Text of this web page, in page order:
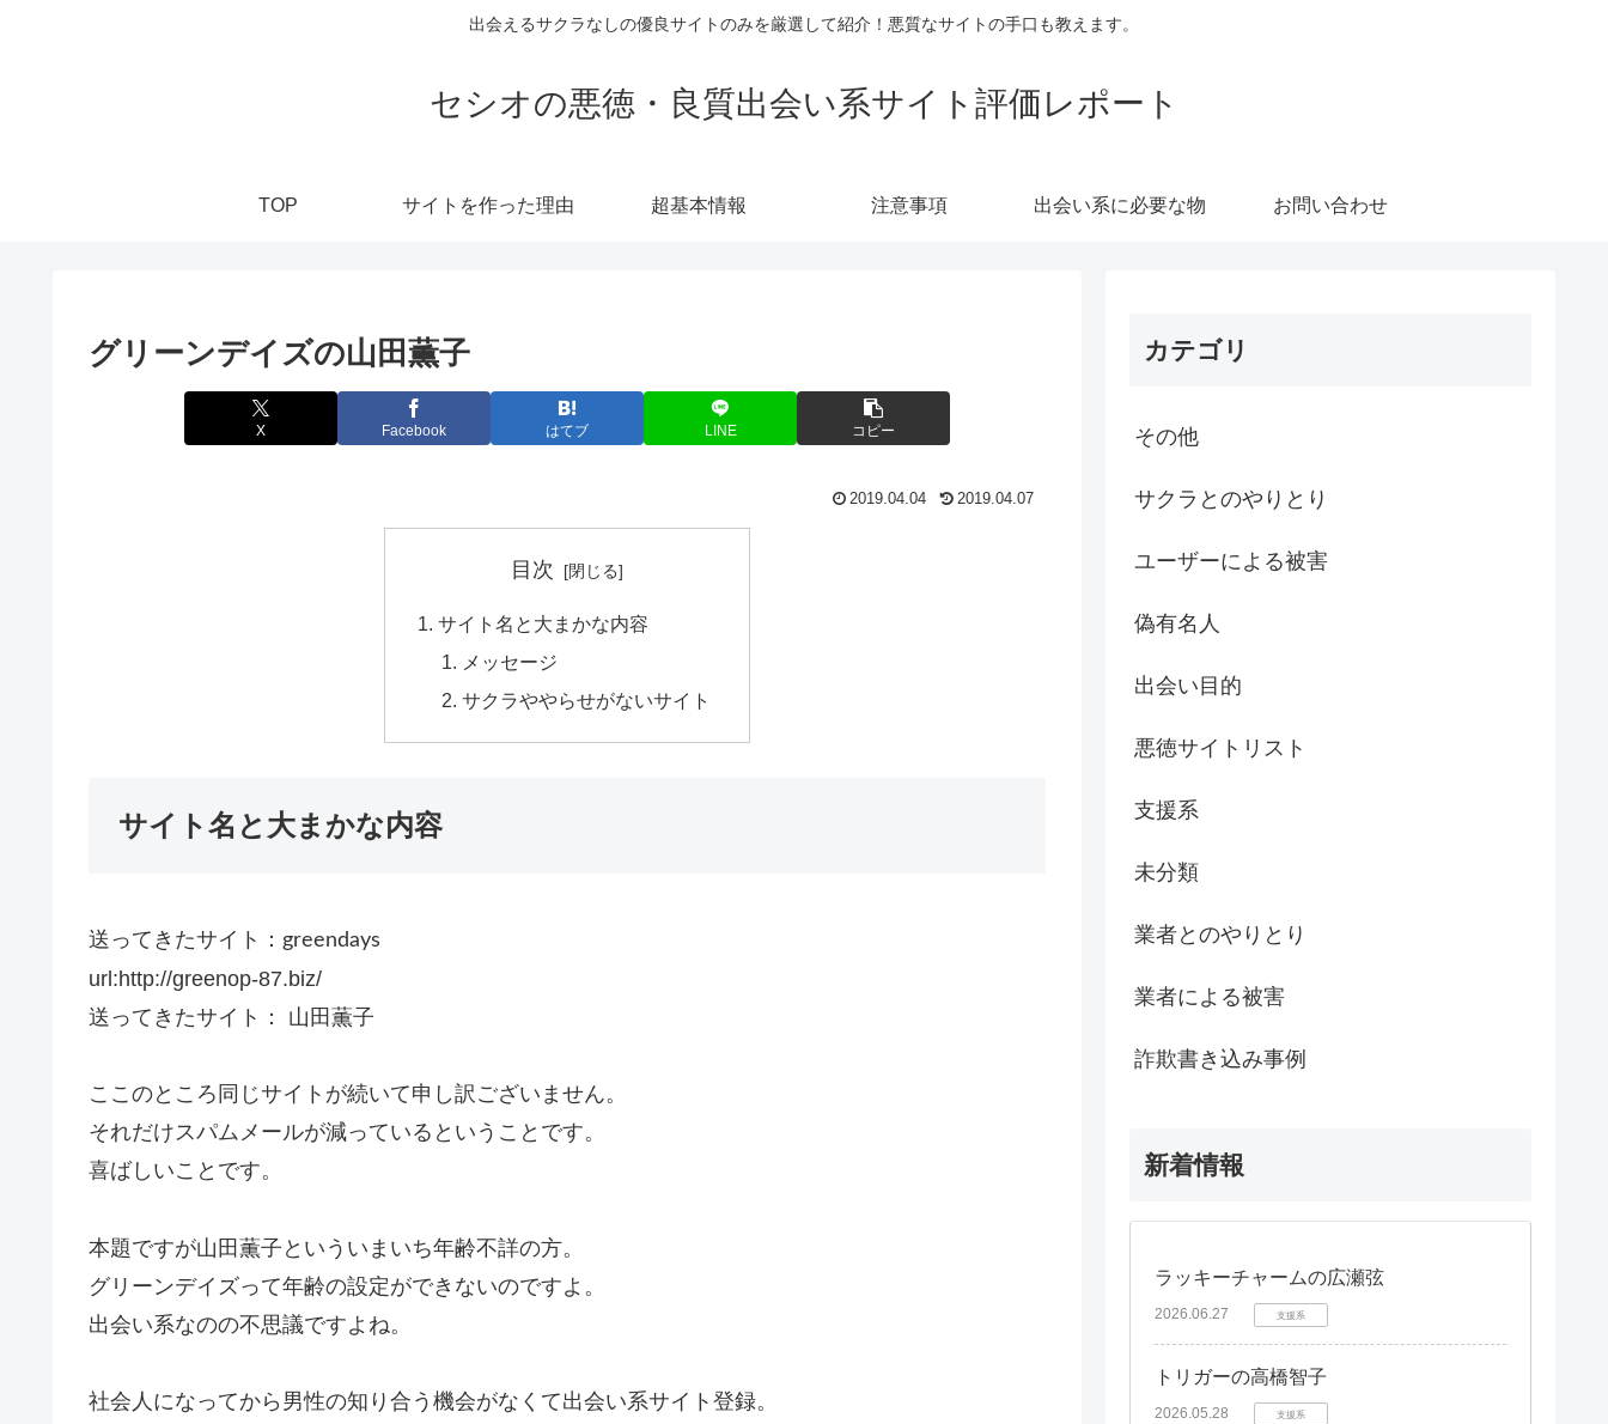
出会えるサクラなしの優良サイトのみを厳選して紹介！悪質なサイトの手口も教えます。
セシオの悪徳・良質出会い系サイト評価レポート
TOP サイトを作った理由 超基本情報 注意事項 出会い系に必要な物 お問い合わせ
グリーンデイズの山田薫子
X Facebook はてブ LINE コピー
2019.04.04 2019.04.07
目次
サイト名と大まかな内容
メッセージ
サクラややらせがないサイト
サイト名と大まかな内容
送ってきたサイト： greendays
url:http://greenop-87.biz/
送ってきたサイト： 山田薫子
ここのところ同じサイトが続いて申し訳ございません。
それだけスパムメールが減っているということです。
喜ばしいことです。
本題ですが山田薫子といういまいち年齢不詳の方。
グリーンデイズって年齢の設定ができないのですよ。
出会い系なのの不思議ですよね。
社会人になってから男性の知り合う機会がなくて出会い系サイト登録。
カテゴリ
その他
サクラとのやりとり
ユーザーによる被害
偽有名人
出会い目的
悪徳サイトリスト
支援系
未分類
業者とのやりとり
業者による被害
詐欺書き込み事例
新着情報
ラッキーチャームの広瀬弦
2026.06.27 支援系
トリガーの高橋智子
2026.05.28 支援系